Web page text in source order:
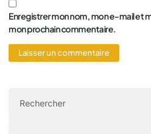
Enregistrer mon nom, mon e-mail et
mon prochain commentaire.